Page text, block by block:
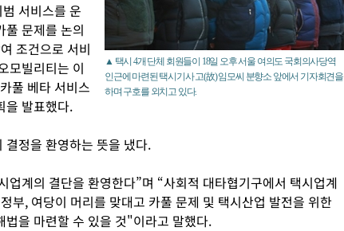
▲ 택시 4개 단체 회원들이 18일 오후 서울 여의도 국회의사당역
인근에 마련된 택시기사 고(故) 임모씨 분향소 앞에서 기자회견을
하며 구호를 외치고 있다.
서비스를 운
풀 문제를 논의
조건으로 서비
모빌리티는 이
풀 베타 서비스
을 발표했다.
결정을 환영하는 뜻을 냈다.
업계의 결단을 환영한다”며 “사회적 대타협기구에서 택시업계
부, 여당이 머리를 맞대고 카풀 문제 및 택시산업 발전을 위한
법을 마련할 수 있을 것"이라고 말했다.